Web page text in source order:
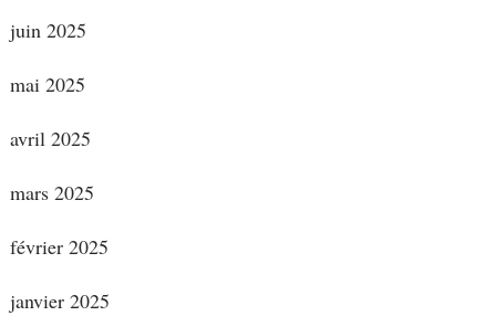
juin 2025
mai 2025
avril 2025
mars 2025
février 2025
janvier 2025